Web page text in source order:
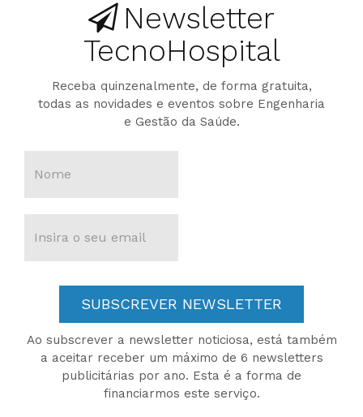
Newsletter
TecnoHospital
Receba quinzenalmente, de forma gratuita,
todas as novidades e eventos sobre Engenharia
e Gestão da Saúde.
SUBSCREVER NEWSLETTER
Ao subscrever a newsletter noticiosa, está também
a aceitar receber um máximo de 6 newsletters
publicitárias por ano. Esta é a forma de
financiarmos este serviço.